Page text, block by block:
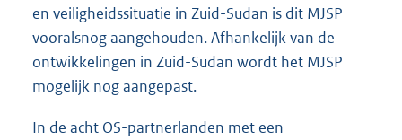
en veiligheidssituatie in Zuid-Sudan is dit MJSP
vooralsnog aangehouden. Afhankelijk van de
ontwikkelingen in Zuid-Sudan wordt het MJSP
mogelijk nog aangepast.
In de acht OS-partnerlanden met een